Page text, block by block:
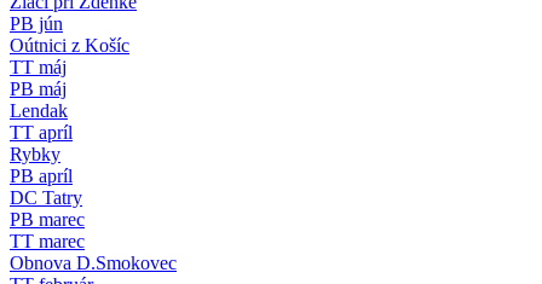
PB jún
Oútnici z Košíc
TT máj
PB máj
Lendak
TT apríl
Rybky
PB apríl
DC Tatry
PB marec
TT marec
Obnova D.Smokovec